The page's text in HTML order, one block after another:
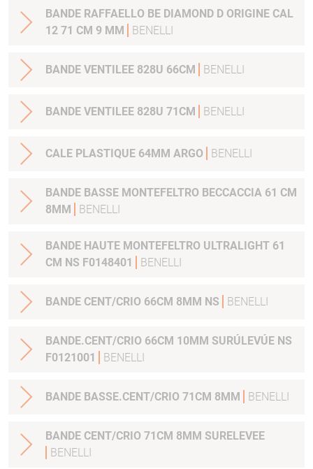
BANDE RAFFAELLO BE DIAMOND D ORIGINE CAL
12 71 CM 9 MM
BENELLI
BANDE VENTILEE 828U 66CM BENELLI
BANDE VENTILEE 828U 71CM BENELLI
CALE PLASTIQUE 64MM ARGO BENELLI
BANDE BASSE MONTEFELTRO BECCACCIA 61 CM
8MM
BENELLI
BANDE HAUTE MONTEFELTRO ULTRALIGHT 61
CM NS F0148401
BENELLI
BANDE CENT/CRIO 66CM 8MM NS BENELLI
BANDE.CENT/CRIO 66CM 10MM SURÚLEVÚE NS
F0121001
BENELLI
BANDE BASSE.CENT/CRIO 71CM 8MM BENELLI
BANDE CENT/CRIO 71CM 8MM SURELEVEE
BENELLI